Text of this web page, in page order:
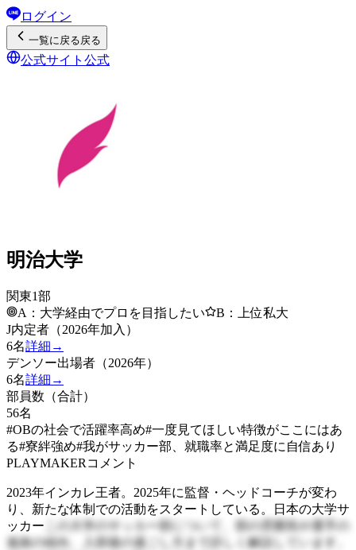
ログイン
一覧に戻る戻る
公式サイト 公式
明治大学
関東1部
A：大学経由でプロを目指したい
B：上位私大
J内定者（2026年加入）
6名詳細→
デンソー出場者（2026年）
6名詳細→
部員数（合計）
56名
#OBの社会で活躍率高め#一度見てほしい特徴がここにはあ
る#寮絆強め#我がサッカー部、就職率と満足度に自信あり
PLAYMAKERコメント
2023年インカレ王者。2025年に監督・ヘッドコーチが変わ
り、新たな体制での活動をスタートしている。日本の大学サ
ッカー この大学のサッカー部について、部の雰囲気や選手の
進路の傾向、入部後の過ごし方まで詳しく解説しています。